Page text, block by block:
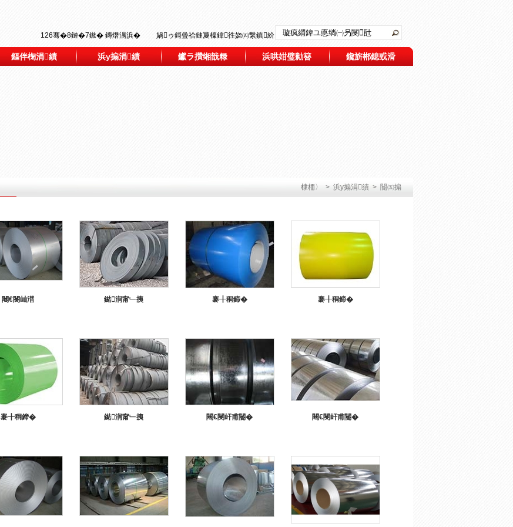
126骞�8鏈�7鏃� 鏄熸湡浜� 娲ゥ鎶曡祫鏈夐檺鍏徃娆㈣繋鎮紒
鏂伴椈涓績 浜у搧涓績 钀ラ攢缃戠粶 浜哄姏璧勬簮 鑱旂郴鎴戜滑
棣栭〉 > 浜у搧涓績> 閽㈤搧
闀€閿屾澘 鐑涧甯﹂挗 褰╂秱鍗� 褰╂秱鍗�
褰╂秱鍗� 鐑涧甯﹂挗 闀€閿屽甫閽� 闀€閿屽甫閽�